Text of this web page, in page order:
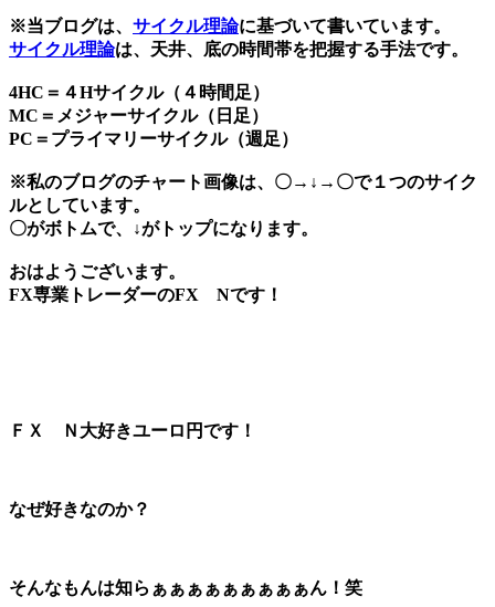
※当ブログは、 サイクル理論に基づいて書いています。
サイクル理論は、天井、底の時間帯を把握する手法です。
4HC＝４Hサイクル（４時間足）
MC＝メジャーサイクル（日足）
PC＝プライマリーサイクル（週足）
※私のブログのチャート画像は、〇→↓→〇で１つのサイク
ルとしています。
〇がボトムで、↓がトップになります。
おはようございます。
FX専業トレーダーのFX Nです！
ＦＸ Ｎ大好きユーロ円です！
なぜ好きなのか？
そんなもんは知らぁぁぁぁぁぁぁぁぁん！笑